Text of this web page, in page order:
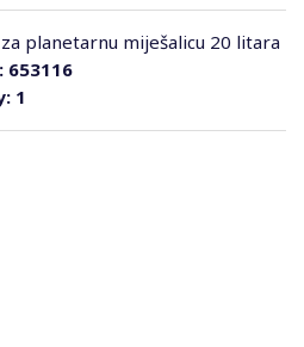
1
653116
planetarnu miješalicu 20 litara